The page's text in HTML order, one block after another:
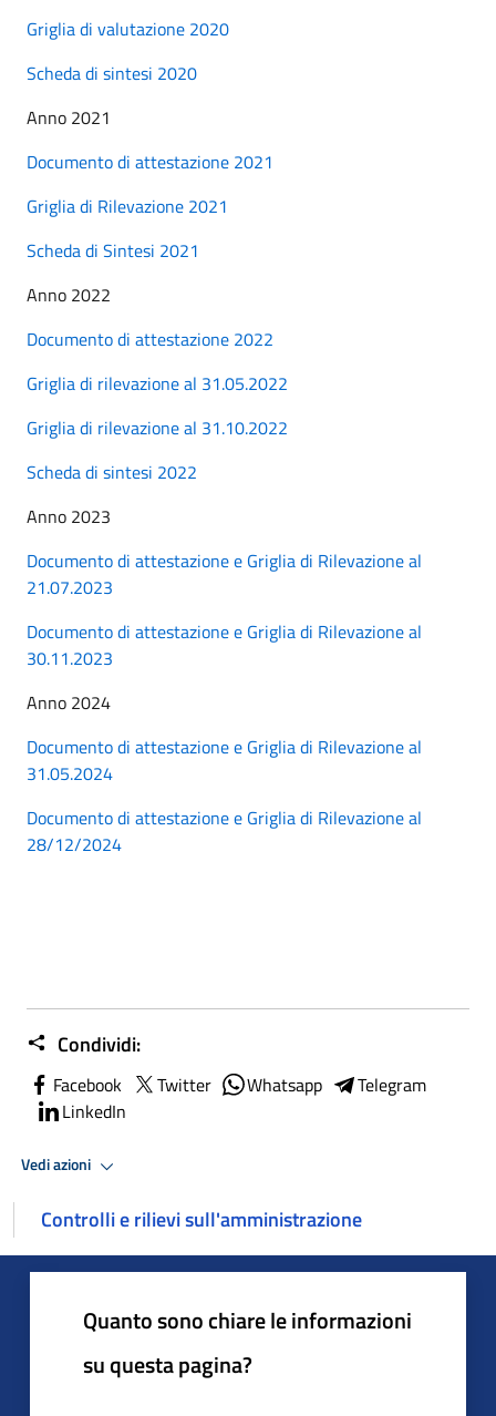
Griglia di valutazione 2020
Scheda di sintesi 2020
Anno 2021
Documento di attestazione 2021
Griglia di Rilevazione 2021
Scheda di Sintesi 2021
Anno 2022
Documento di attestazione 2022
Griglia di rilevazione al 31.05.2022
Griglia di rilevazione al 31.10.2022
Scheda di sintesi 2022
Anno 2023
Documento di attestazione e Griglia di Rilevazione al
21.07.2023
Documento di attestazione e Griglia di Rilevazione al
30.11.2023
Anno 2024
Documento di attestazione e Griglia di Rilevazione al
31.05.2024
Documento di attestazione e Griglia di Rilevazione al
28/12/2024
Condividi:
Facebook Twitter Whatsapp
Telegram
LinkedIn
Vedi azioni
Controlli e rilievi sull'amministrazione
Quanto sono chiare le informazioni
su questa pagina?